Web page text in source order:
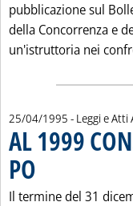
pubblicazione sul
della Concorrenza e
un'istruttoria nei
25/04/1995 - Leggi e
AL 1999
PO
Il termine del 31